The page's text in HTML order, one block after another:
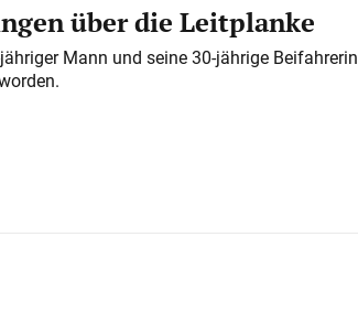
über die Leitplanke
Mann und seine 30-jährige Beifahrerin